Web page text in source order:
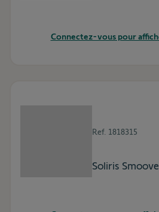
Connectez-vous pour
Ref. 1818315
Soliris